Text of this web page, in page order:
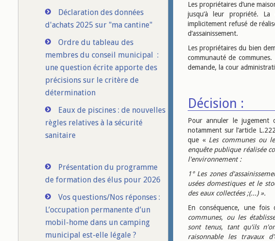
Déclaration des données
d'achats 2025 sur "ma cantine"
Ordre du tableau des
membres du conseil municipal :
une question écrite apporte des
précisions sur le critère de
détermination
Eaux de piscines : de nouvelles
règles relatives à la sécurité
sanitaire
Présentation du programme
de formation des élus pour 2026
Vos questions/Nos réponses :
L’occupation permanente d’un
mobil-home dans un camping
municipal est-elle légale ?
Les propriétaires d’une
jusqu’à leur propriété.
implicitement refusé de
d’assainissement.
Les propriétaires du bien
communauté de
demande, la cour
Décision :
Pour annuler le jugement
notamment sur l’article
que « Les communes ou
enquête publique réalisée
l'environnement :
1° Les zones
usées domestiques et le
des eaux collectées ;(...) ».
En conséquence, une fois
communes, ou les
sont tenus, tant qu'ils
raisonnable les travaux